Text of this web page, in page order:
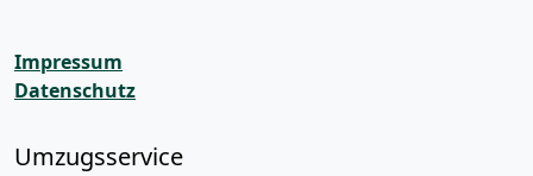
Impressum
Datenschutz
Umzugsservice